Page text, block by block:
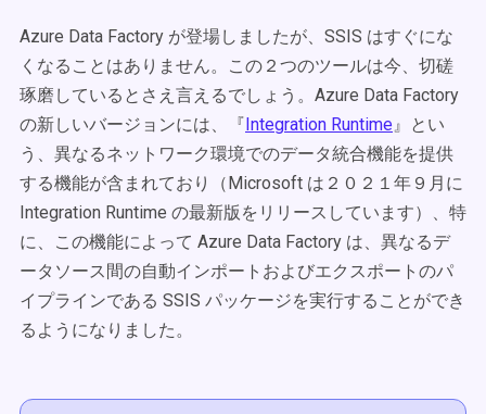
Azure Data Factory が登場しましたが、SSIS はすぐにな
くなることはありません。この２つのツールは今、切磋
琢磨しているとさえ言えるでしょう。Azure Data Factory
の新しいバージョンには、『Integration Runtime』とい
う、異なるネットワーク環境でのデータ統合機能を提供
する機能が含まれており（Microsoft は２０２１年９月に
Integration Runtime の最新版をリリースしています）、特
に、この機能によって Azure Data Factory は、異なるデ
ータソース間の自動インポートおよびエクスポートのパ
イプラインである SSIS パッケージを実行することができ
るようになりました。